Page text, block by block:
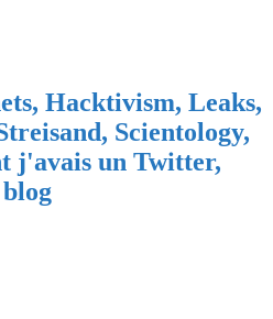
Hacktivism, Leaks,
Scientology,
j'avais un Twitter,